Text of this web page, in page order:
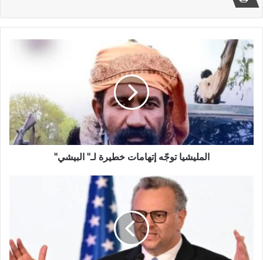
المليشيا
توجّه
إتهامات
خطيرة
البيشي"
المليشيا توجّه إتهامات خطيرة لـ" البيشي"
في
مجلس